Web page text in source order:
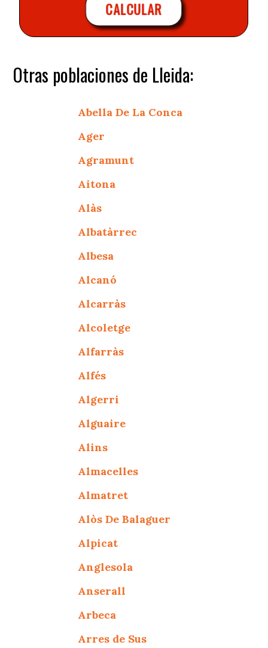
CALCULAR
Otras poblaciones de Lleida:
Abella De La Conca
Ager
Agramunt
Aitona
Alàs
Albatàrrec
Albesa
Alcanó
Alcarràs
Alcoletge
Alfarràs
Alfés
Algerri
Alguaire
Alins
Almacelles
Almatret
Alòs De Balaguer
Alpicat
Anglesola
Anserall
Arbeca
Arres de Sus